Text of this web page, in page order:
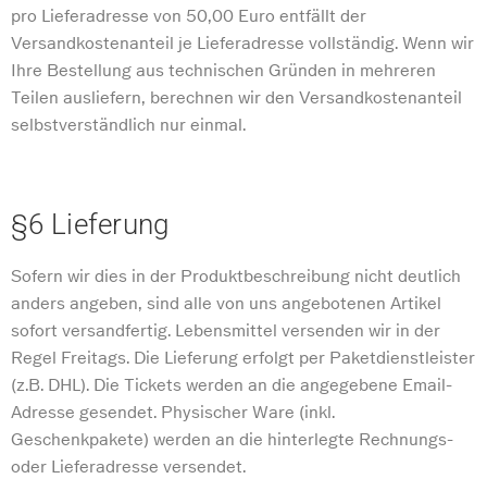
pro Lieferadresse von 50,00 Euro entfällt der
Versandkostenanteil je Lieferadresse vollständig. Wenn wir
Ihre Bestellung aus technischen Gründen in mehreren
Teilen ausliefern, berechnen wir den Versandkostenanteil
selbstverständlich nur einmal.
§6 Lieferung
Sofern wir dies in der Produktbeschreibung nicht deutlich
anders angeben, sind alle von uns angebotenen Artikel
sofort versandfertig. Lebensmittel versenden wir in der
Regel Freitags. Die Lieferung erfolgt per Paketdienstleister
(z.B. DHL). Die Tickets werden an die angegebene Email-
Adresse gesendet. Physischer Ware (inkl.
Geschenkpakete) werden an die hinterlegte Rechnungs-
oder Lieferadresse versendet.